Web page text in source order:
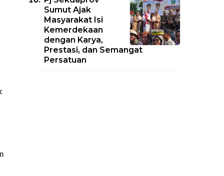
Sumut Ajak
Masyarakat Isi
Kemerdekaan
dengan Karya,
Prestasi, dan Semangat
Persatuan